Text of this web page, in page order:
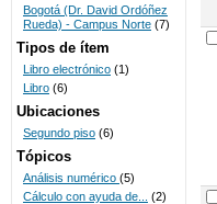
Bogotá (Dr. David Ordóñez
Rueda) - Campus Norte (7)
Tipos de ítem
Libro electrónico (1)
Libro (6)
Ubicaciones
Segundo piso (6)
Tópicos
Análisis numérico (5)
Cálculo con ayuda de... (2)